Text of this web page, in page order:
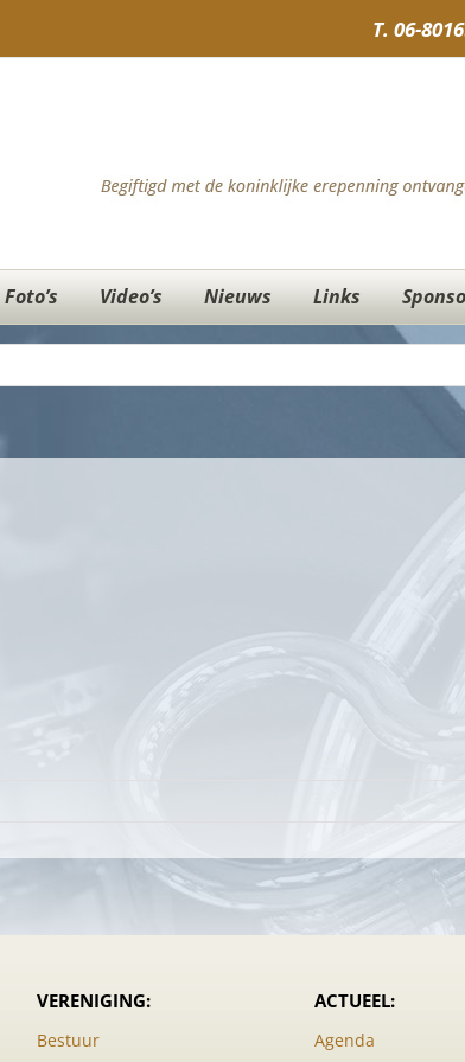
T. 06-
Foto’s Video’s Nieuws Links
VERENIGING:
Bestuur
ACTUEEL:
Agenda